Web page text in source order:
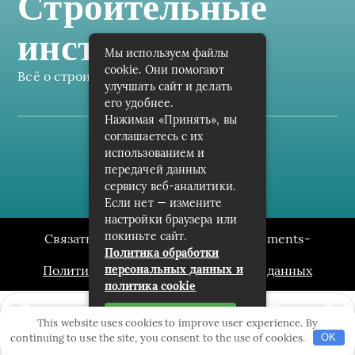
инструменты
Всё о строительных инструментах
Пользовательское соглашение
Карта сайта
Связаться с редакцией сайта: instruments-
nn.ru@mailwebsite.ru
Политика обработки персональных данных
Мы используем файлы
cookie. Они помогают
улучшать сайт и делать
его удобнее.
Нажимая «Принять», вы
соглашаетесь с их
использованием и
передачей данных
сервису веб-аналитики.
Если нет — измените
настройки браузера или
покиньте сайт.
Политика обработки
персональных данных и
политика cookie
This website uses cookies to improve user experience. By
continuing to use the site, you consent to the use of cookies.
OK